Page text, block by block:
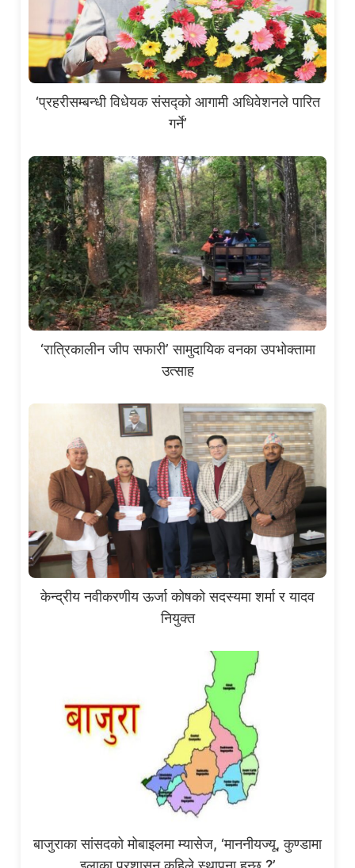
‘प्रहरीसम्बन्धी विधेयक संसद्को आगामी अधिवेशनले पारित
गर्ने’
‘रात्रिकालीन जीप सफारी’ सामुदायिक वनका उपभोक्तामा
उत्साह
केन्द्रीय नवीकरणीय ऊर्जा कोषको सदस्यमा शर्मा र यादव
नियुक्त
बाजुराका सांसदको मोबाइलमा म्यासेज, ‘माननीयज्यू, कुण्डामा